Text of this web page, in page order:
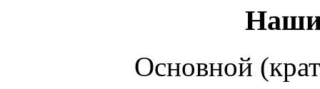
Наши
Основной